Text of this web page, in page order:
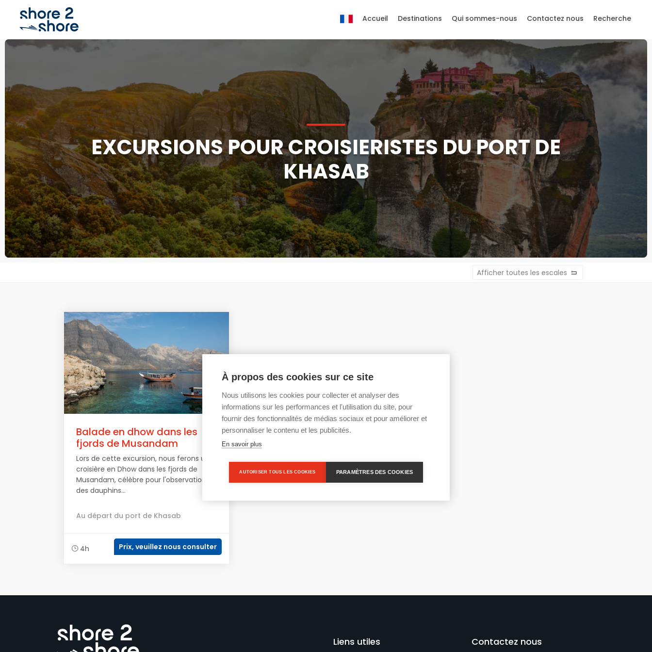
EXCURSIONS POUR CROISIERISTES DU PORT DE
KHASAB
Afficher toutes les escales
Balade en dhow dans les
fjords de Musandam
Lors de cette excursion, nous ferons une
croisière en Dhow dans les fjords de
Musandam, célèbre pour l'observation
des dauphins...
Au départ du port de Khasab
4h Prix, veuillez nous consulter
Liens utiles Contactez nous
Accueil Destinations Qui sommes-nous Contactez nous Recherche
À propos des cookies sur ce site
Nous utilisons les cookies pour collecter et analyser des
informations sur les performances et l'utilisation du site, pour
fournir des fonctionnalités de médias sociaux et pour améliorer et
personnaliser le contenu et les publicités.
En savoir plus
AUTORISER TOUS LES COOKIES PARAMÈTRES DES COOKIES